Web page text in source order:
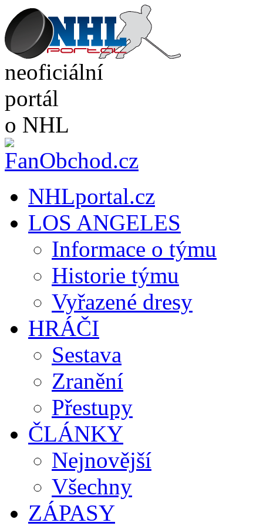
neoficiální
portál
o NHL
NHLportal.cz
LOS ANGELES
Informace o týmu
Historie týmu
Vyřazené dresy
HRÁČI
Sestava
Zranění
Přestupy
ČLÁNKY
Nejnovější
Všechny
ZÁPASY